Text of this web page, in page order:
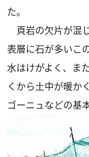
た。
頁岩の欠片が混
表層に石が多いこ
水はけがよく、ま
くから土中が暖か
ゴーニュなどの基